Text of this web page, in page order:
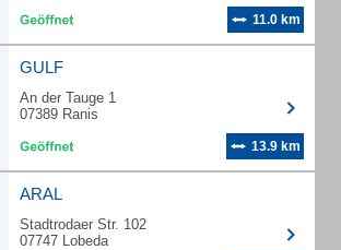
11.0 km
GULF
An der Tauge 1
07389 Ranis
13.9 km
ARAL
Stadtrodaer Str. 102
07747 Lobeda